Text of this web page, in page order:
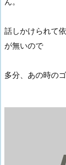
話しかけられて
が無いので
多分、あの時の